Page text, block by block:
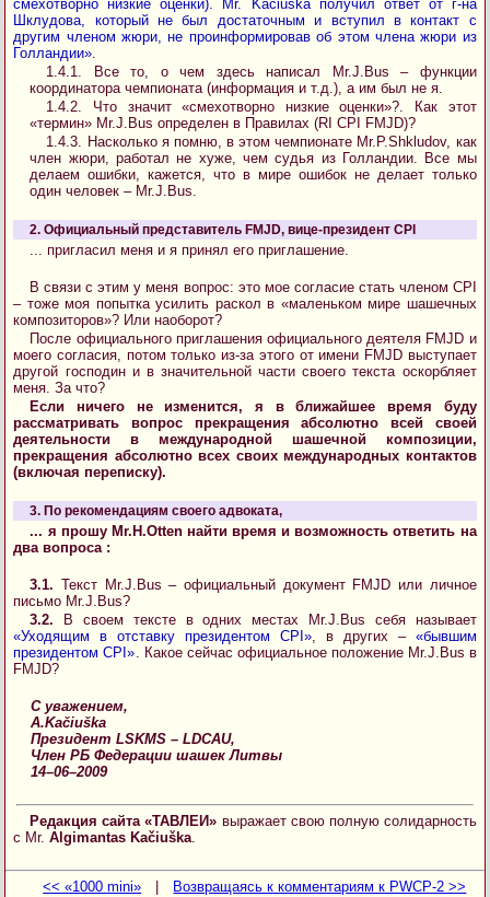
смехотворно низкие оценки). Mr. Kaciuska получил ответ от г-на
Шклудова, который не был достаточным и вступил в контакт с
другим членом жюри, не проинформировав об этом члена жюри из
Голландии».
1.4.1. Вcе то, о чем здесь написал Mr.J.Bus – функции
координатора чемпионата (информация и т.д.), а им был не я.
1.4.2. Что значит «смехотворно низкие оценки»?. Как этот
«термин» Mr.J.Bus определен в Правилах (RI CPI FMJD)?
1.4.3. Насколько я помню, в этом чемпионате Mr.P.Shkludov, как
член жюри, работал не хуже, чем судья из Голландии. Все мы
делаем ошибки, кажется, что в мире ошибок не делает только
один человек – Mr.J.Bus.
2. Официальный представитель FMJD, вице-президент CPI
... пригласил меня и я принял его приглашение.
В связи с этим у меня вопрос: это мое согласие стать членом CPI
– тоже моя попытка усилить раскол в «маленьком мире шашечных
композиторов»? Или наоборот?
После официального приглашения официального деятеля FMJD и
моего согласия, потом только из-за этого от имени FMJD выступает
другой господин и в значительной части своего текста оскорбляет
меня. За что?
Если ничего не изменится, я в ближайшее время буду
рассматривать вопрос прекращения абсолютно всей своей
деятельности в международной шашечной композиции,
прекращения абсолютно всех своих международных контактов
(включая переписку).
3. По рекомендациям своего адвоката,
... я прошу Mr.H.Otten найти время и возможность ответить на
два вопроса :
3.1. Текст Mr.J.Bus – официальный документ FMJD или личное
письмо Mr.J.Bus?
3.2. В своем тексте в одних местах Mr.J.Bus себя называет
«Уходящим в отставку президентом CPI», в других – «бывшим
президентом CPI». Какое сейчас официальное положение Mr.J.Bus в
FMJD?
С уважением,
A.Kačiuška
Президент LSKMS – LDCAU,
Член РБ Федерации шашек Литвы
14–06–2009
Редакция сайта «ТАВЛЕИ» выражает свою полную солидарность
с Mr.Algimantas Kačiuška.
<< «1000 mini» Возвращаясь к комментариям к PWCP-2 >>